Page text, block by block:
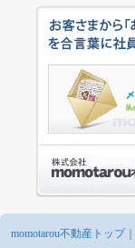
momotarou不動産トップ｜